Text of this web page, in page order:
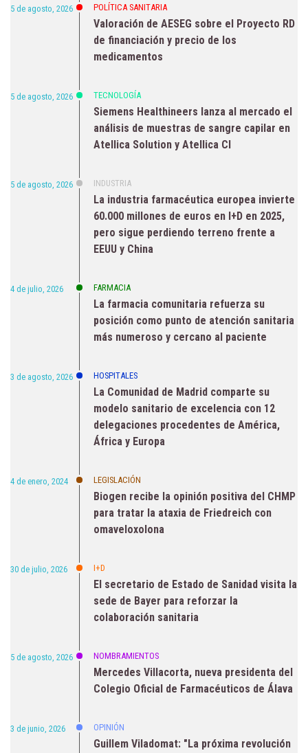
5 de agosto, 2026 POLÍTICA SANITARIA
Valoración de AESEG sobre el Proyecto RD
de financiación y precio de los
medicamentos
5 de agosto, 2026 TECNOLOGÍA
Siemens Healthineers lanza al mercado el
análisis de muestras de sangre capilar en
Atellica Solution y Atellica CI
5 de agosto, 2026 INDUSTRIA
La industria farmacéutica europea invierte
60.000 millones de euros en I+D en 2025,
pero sigue perdiendo terreno frente a
EEUU y China
4 de julio, 2026 FARMACIA
La farmacia comunitaria refuerza su
posición como punto de atención sanitaria
más numeroso y cercano al paciente
3 de agosto, 2026 HOSPITALES
La Comunidad de Madrid comparte su
modelo sanitario de excelencia con 12
delegaciones procedentes de América,
África y Europa
4 de enero, 2024 LEGISLACIÓN
Biogen recibe la opinión positiva del CHMP
para tratar la ataxia de Friedreich con
omaveloxolona
30 de julio, 2026 I+D
El secretario de Estado de Sanidad visita la
sede de Bayer para reforzar la
colaboración sanitaria
5 de agosto, 2026 NOMBRAMIENTOS
Mercedes Villacorta, nueva presidenta del
Colegio Oficial de Farmacéuticos de Álava
3 de junio, 2026 OPINIÓN
Guillem Viladomat: "La próxima revolución